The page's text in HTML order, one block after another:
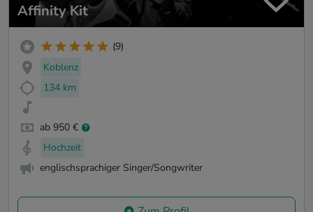
Affinity Kit
(9)
Koblenz
134 km
ab 950 €
Hochzeit
englischsprachiger Singer/Songwriter